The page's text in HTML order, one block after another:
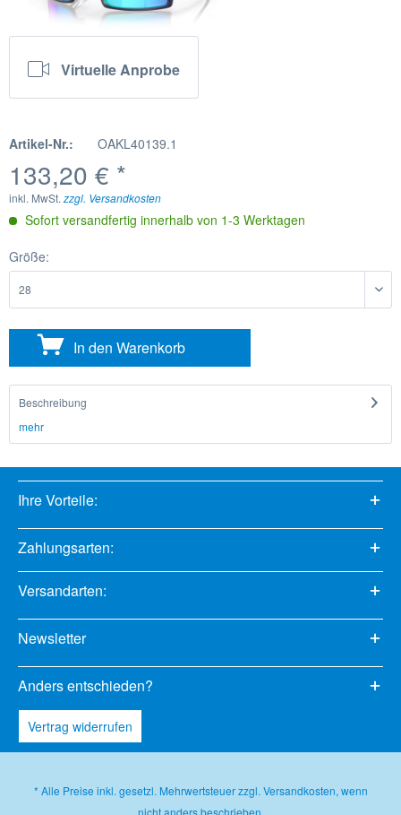
Virtuelle Anprobe
Artikel-Nr.: OAKL40139.1
133,20 € *
inkl. MwSt. zzgl. Versandkosten
Sofort versandfertig innerhalb von 1-3 Werktagen
Größe:
In den Warenkorb
Beschreibung
mehr
Ihre Vorteile:
Zahlungsarten:
Versandarten:
Newsletter
Anders entschieden?
Vertrag widerrufen
* Alle Preise inkl. gesetzl. Mehrwertsteuer zzgl. Versandkosten, wenn